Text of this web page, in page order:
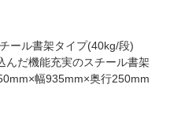
ール書架タイプ(40kg/段)
んだ機能充実のスチール書架
幅935mm×奥行250mm